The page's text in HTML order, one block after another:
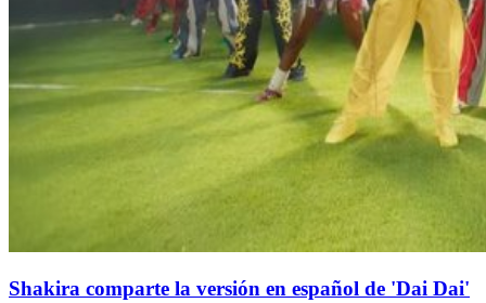
Shakira comparte la versión en español de 'Dai Dai'